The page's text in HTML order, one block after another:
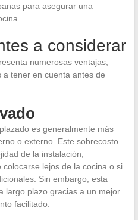
para asegurar una
a considerar
numerosas ventajas,
tener en cuenta antes de
es generalmente más
o externo. Este sobrecosto
de la instalación,
lejos de la cocina o si
Sin embargo, esta
largo plazo gracias a un mejor
facilitado.